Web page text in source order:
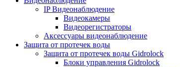
IP Видеонаблюдение
Видеокамеры
Видеорегистраторы
Аксессуары видеонаблюдение
Защита от протечек воды
Защита от протечек воды Gidrolock
Блоки управления Gidrolock